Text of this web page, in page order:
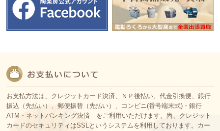
お支払方法は、クレジットカード決済、ＮＰ後払い、代金引換便、銀行
振込（先払い）、郵便振替（先払い）、コンビニ(番号端末式)・銀行
ATM・ネットバンキング決済 をご利用いただけます。尚、クレジット
カードのセキュリティはSSLというシステムを利用しております。カー